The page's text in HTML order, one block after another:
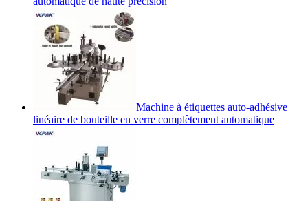
Machine à étiquettes auto-adhésive
linéaire de bouteille en verre complètement automatique